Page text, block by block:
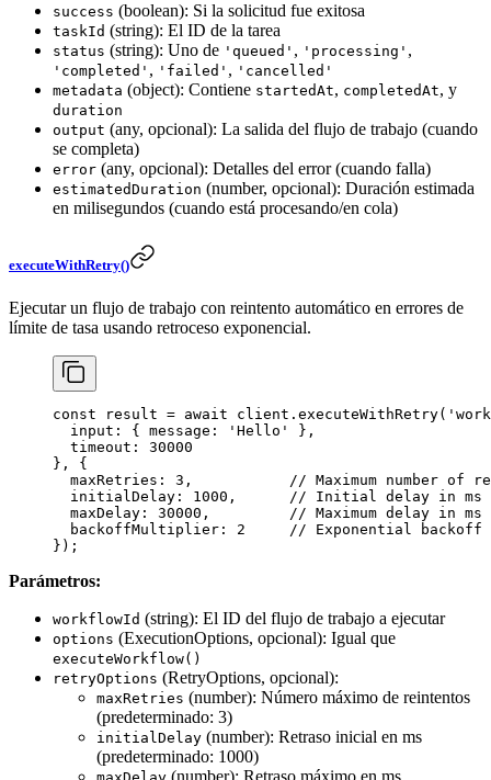
success (boolean): Si la solicitud fue exitosa
taskId (string): El ID de la tarea
status (string): Uno de 'queued' , 'processing' ,
'completed' , 'failed' , 'cancelled'
metadata (object): Contiene startedAt, completedAt, y
duration
output (any, opcional): La salida del flujo de trabajo (cuando
se completa)
error (any, opcional): Detalles del error (cuando falla)
estimatedDuration (number, opcional): Duración estimada
en milisegundos (cuando está procesando/en cola)
executeWithRetry()
Ejecutar un flujo de trabajo con reintento automático en errores de
límite de tasa usando retroceso exponencial.
const result = await client. executeWithRetry(
  input: { message:
'Hello'
},
  timeout:
30000
}, {
  maxRetries:
3 ,
// Maximum number of
  initialDelay:
1000 ,
// Initial delay in ms
  maxDelay:
30000 ,
// Maximum delay in ms
  backoffMultiplier:
2
// Exponential backoff
});
Parámetros:
workflowId (string): El ID del flujo de trabajo a ejecutar
options (ExecutionOptions, opcional): Igual que
executeWorkflow()
retryOptions (RetryOptions, opcional):
maxRetries (number): Número máximo de reintentos
(predeterminado: 3)
initialDelay (number): Retraso inicial en ms
(predeterminado: 1000)
(number): Retraso máximo en ms